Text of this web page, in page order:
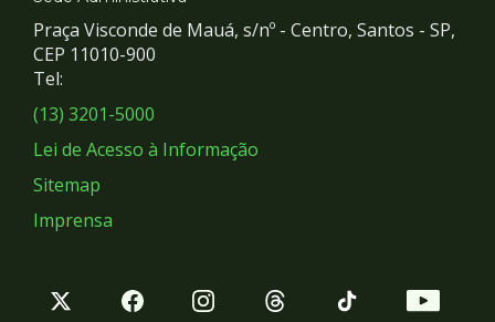
e
Redes
Sociais
Praça Visconde de Mauá, s/nº - Centro, Santos - SP,
CEP 11010-900
Tel:
(13) 3201-5000
Lei de Acesso à Informação
Sitemap
Imprensa